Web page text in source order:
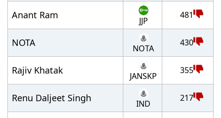
Anant Ram JJP
481
NOTA NOTA
430
Rajiv Khatak JANSKP
355
Renu Daljeet Singh IND
217